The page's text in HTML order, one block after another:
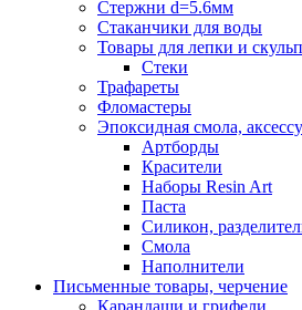
Стержни d=5.6мм
Стаканчики для воды
Товары для лепки и
Стеки
Трафареты
Фломастеры
Эпоксидная смола,
Артборды
Красители
Наборы Resin Art
Паста
Силикон,
Смола
Наполнители
Письменные товары, черчение
Карандаши и грифели